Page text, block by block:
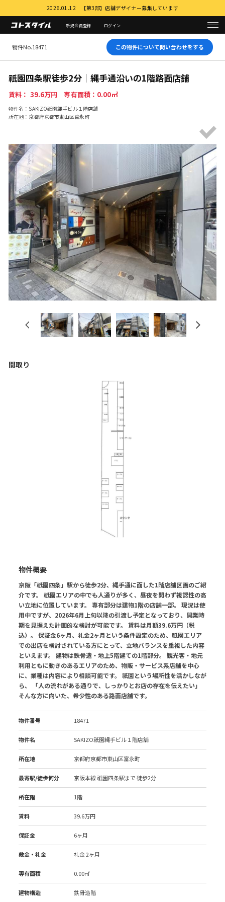
2026.01.12 【第3部】店舗デザイナー募集しています
新規会員登録 ログイン
物件No.18471 この物件について問い合わせをする
祇園四条駅徒歩2分｜縄手通沿いの1階路面店舗
賃料： 39.6万円 専有面積：0.00㎡
物件名：SAKIZO祇園縄手ビル１階店舗
所在地：京都府京都市東山区富永町
Previous
間取り
物件概要
京阪「祇園四条」駅から徒歩2分、縄手通に面した1階店舗区画のご紹
介です。 祇園エリアの中でも人通りが多く、昼夜を問わず視認性の高
い立地に位置しています。 専有部分は建物1階の店舗一部。 現況は使
用中ですが、2026年6月上旬以降の引渡し予定となっており、開業時
期を見据えた計画的な検討が可能です。 賃料は月額39.6万円（税
込）。 保証金6ヶ月、礼金2ヶ月という条件設定のため、祇園エリア
での出店を検討されている方にとって、立地バランスを重視した内容
といえます。 建物は鉄骨造・地上5階建ての1階部分。 観光客・地元
利用ともに動きのあるエリアのため、物販・サービス系店舗を中心
に、業種は内容により相談可能です。 祇園という場所性を活かしなが
ら、 「人の流れがある通りで、しっかりとお店の存在を伝えたい」
そんな方に向いた、希少性のある路面店舗です。
物件番号 18471
物件名 SAKIZO祇園縄手ビル１階店舗
所在地 京都府京都市東山区富永町
最寄駅/徒歩何分 京阪本線 祇園四条駅まで 徒歩2分
所在階 1階
賃料 39.6万円
保証金 6ヶ月
敷金・礼金 礼金 2ヶ月
専有面積 0.00㎡
建物構造 鉄骨造階